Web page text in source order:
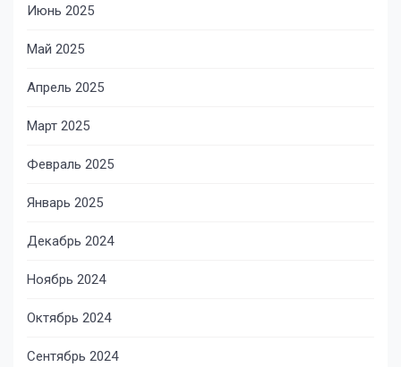
Июнь 2025
Май 2025
Апрель 2025
Март 2025
Февраль 2025
Январь 2025
Декабрь 2024
Ноябрь 2024
Октябрь 2024
Сентябрь 2024